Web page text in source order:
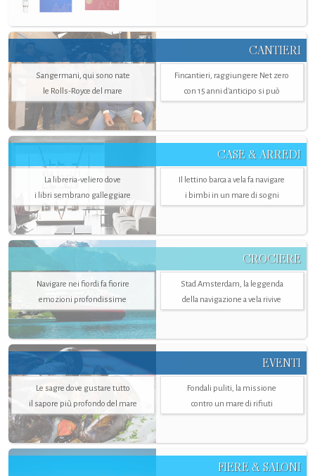
CANTIERI
Sangermani, qui sono nate
le Rolls-Royce del mare
Fincantieri, raggiungere Net zero
con 15 anni d'anticipo si può
CASE & ARREDI
La libreria-veliero dove
i libri sembrano galleggiare
Il lettino barca a vela fa navigare
i bimbi in un mare di sogni
CROCIERE
Navigare nei fiordi fa fiorire
emozioni profondissime
Stad Amsterdam, la leggenda
della navigazione a vela rivive
EVENTI
Le sagre dove gustare tutto
il sapore più profondo del mare
Fondali puliti, la missione
contro un mare di rifiuti
FIERE & SALONI